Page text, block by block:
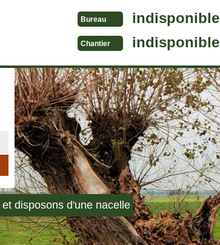
Bureau indisponible
Chantier indisponible
disposons d'une nacelle